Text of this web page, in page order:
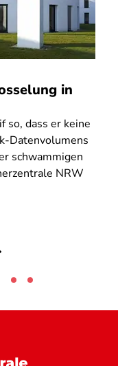
in
so, dass er keine
Datenvolumens
schwammigen
NRW